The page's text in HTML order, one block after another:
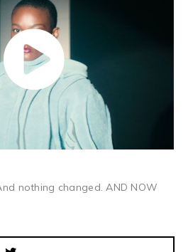
nothing changed. AND NOW